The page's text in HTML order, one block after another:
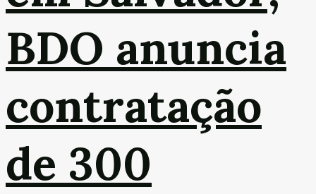
BDO anuncia
contratação
de 300